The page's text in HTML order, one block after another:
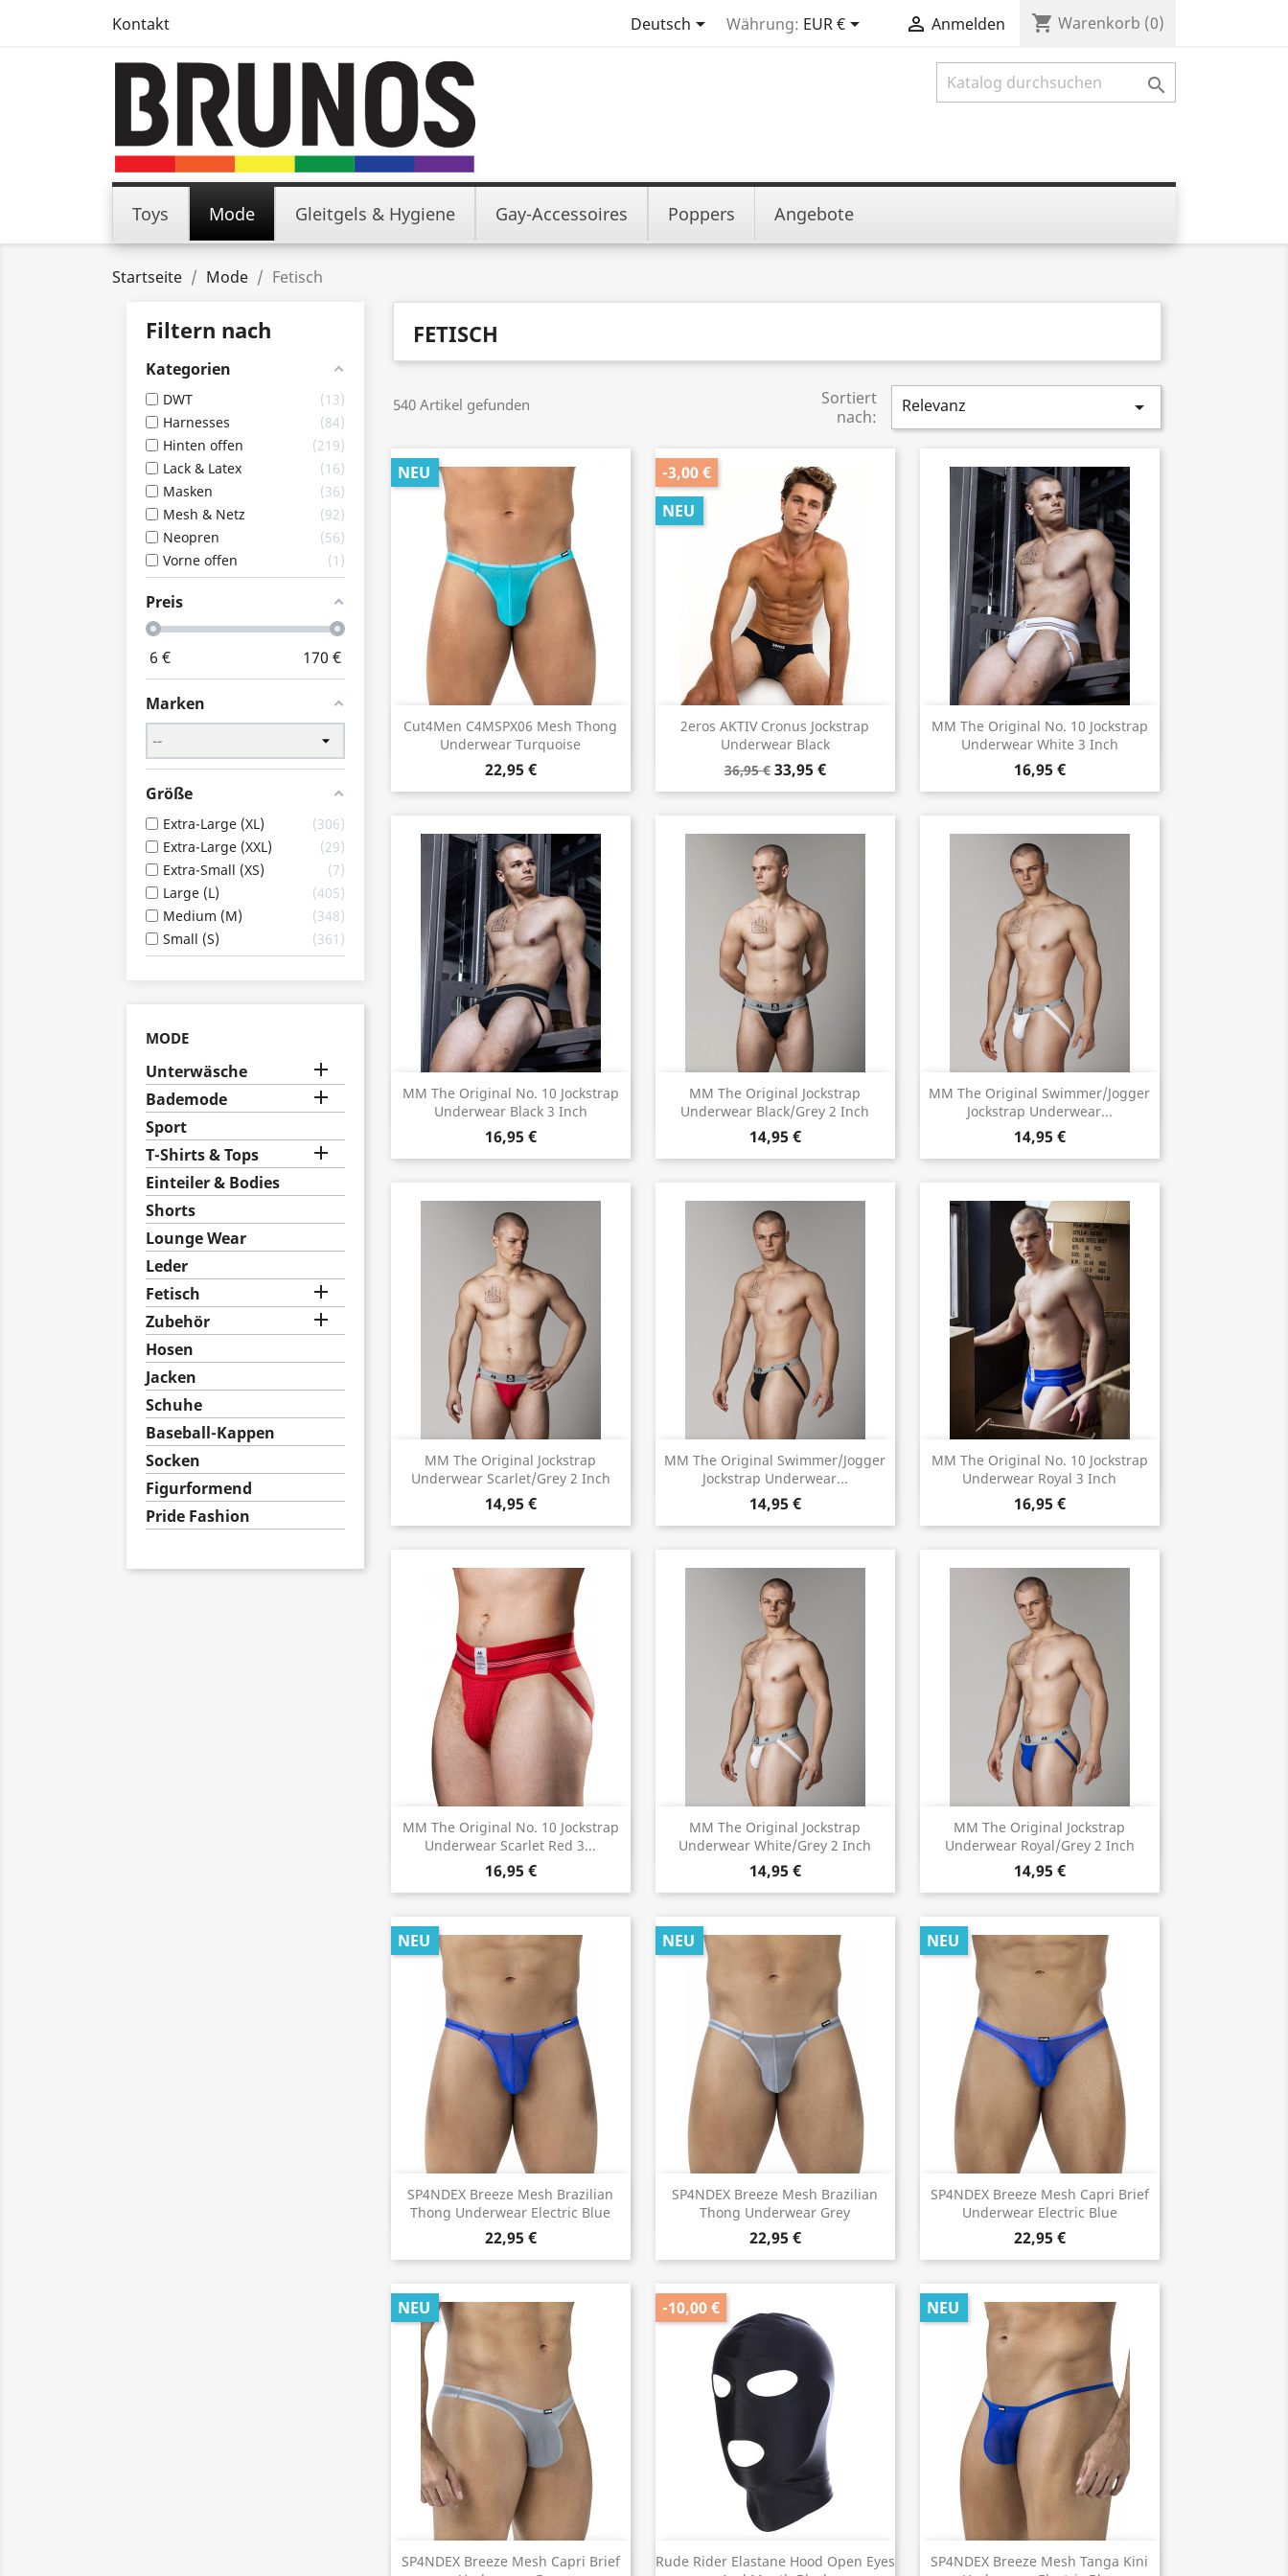
Kontakt Deutsch Währung: EUR €  Anmelden shopping_cart Warenkorb (0)

Toys Mode Gleitgels & Hygiene Gay-Accessoires Poppers Angebote
Startseite Mode Fetisch
Filtern nach
Kategorien
DWT
13
Harnesses
84
Hinten offen
219
Lack & Latex
16
Masken
36
Mesh & Netz
92
Neopren
56
Vorne offen
1
Preis
6 € 170 €
Marken
Größe
Extra-Large (XL)
306
Extra-Large (XXL)
29
Extra-Small (XS)
7
Large (L)
405
Medium (M)
348
Small (S)
361
MODE
Unterwäsche 
Bademode 
Sport
T-Shirts & Tops

Einteiler & Bodies
Shorts
Lounge Wear
Leder
Fetisch

Zubehör 
Hosen
Jacken
Schuhe
Baseball-Kappen
Socken
Figurformend
Pride Fashion
FETISCH
540 Artikel gefunden
Sortiert
nach:
Relevanz 
Cut4Men C4MSPX06 Mesh Thong
Underwear Turquoise
22,95 €
NEU
Vorschau
2eros AKTIV Cronus Jockstrap
Underwear Black
36,95 € 33,95 €
-3,00 €
NEU
Vorschau
MM The Original No. 10 Jockstrap
Underwear White 3 Inch
16,95 €
Vorschau
MM The Original No. 10 Jockstrap
Underwear Black 3 Inch
16,95 €
Vorschau
MM The Original Jockstrap
Underwear Black/Grey 2 Inch
14,95 €
Vorschau
MM The Original Swimmer/Jogger
Jockstrap Underwear...
14,95 €
Vorschau
MM The Original Jockstrap
Underwear Scarlet/Grey 2 Inch
14,95 €
Vorschau
MM The Original Swimmer/Jogger
Jockstrap Underwear...
14,95 €
Vorschau
MM The Original No. 10 Jockstrap
Underwear Royal 3 Inch
16,95 €
Vorschau
MM The Original No. 10 Jockstrap
Underwear Scarlet Red 3...
16,95 €
Vorschau
MM The Original Jockstrap
Underwear White/Grey 2 Inch
14,95 €
Vorschau
MM The Original Jockstrap
Underwear Royal/Grey 2 Inch
14,95 €
Vorschau
SP4NDEX Breeze Mesh Brazilian
Thong Underwear Electric Blue
22,95 €
NEU
Vorschau
SP4NDEX Breeze Mesh Brazilian
Thong Underwear Grey
22,95 €
NEU
Vorschau
SP4NDEX Breeze Mesh Capri Brief
Underwear Electric Blue
22,95 €
NEU
Vorschau
SP4NDEX Breeze Mesh Capri Brief
NEU
Vorschau
Rude Rider Elastane Hood Open Eyes
-10,00 €
Vorschau
SP4NDEX Breeze Mesh Tanga Kini
NEU
Vorschau